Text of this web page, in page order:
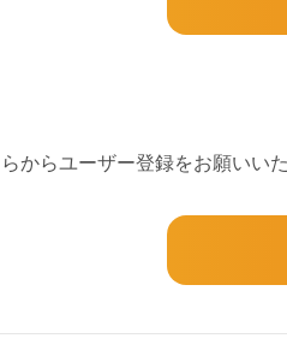
からユーザー登録をお願いい